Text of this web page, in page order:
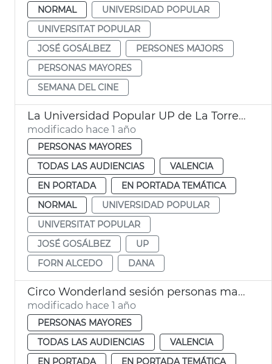
NORMAL
UNIVERSIDAD POPULAR
UNIVERSITAT POPULAR
JOSÉ GOSÁLBEZ
PERSONES MAJORS
PERSONAS MAYORES
SEMANA DEL CINE
La Universidad Popular UP de La Torre reabre tras la dana
modificado hace 1 año
PERSONAS MAYORES
TODAS LAS AUDIENCIAS
VALENCIA
EN PORTADA
EN PORTADA TEMÁTICA
NORMAL
UNIVERSIDAD POPULAR
UNIVERSITAT POPULAR
JOSÉ GOSÁLBEZ
UP
FORN ALCEDO
DANA
Circo Wonderland sesión personas mayores València
modificado hace 1 año
PERSONAS MAYORES
TODAS LAS AUDIENCIAS
VALENCIA
EN PORTADA
EN PORTADA TEMÁTICA